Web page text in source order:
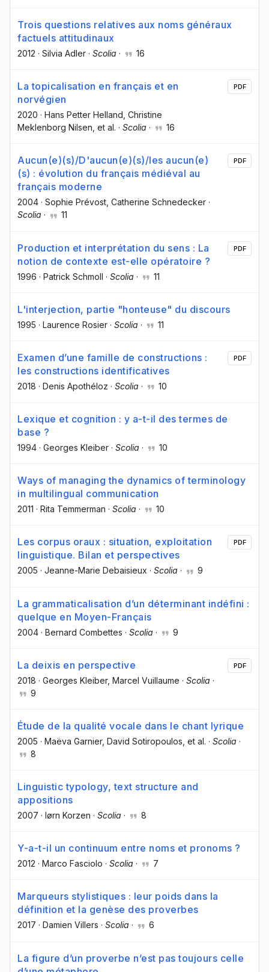
Trois questions relatives aux noms généraux
factuels attitudinaux
2012 · Silvia Adler · Scolia · 16
La topicalisation en français et en
norvégien
2020 · Hans Petter Helland , Christine
Meklenborg Nilsen , et al. · Scolia · 16
PDF
Aucun(e)(s)/D'aucun(e)(s)/les aucun(e)
(s) : évolution du français médiéval au
français moderne
2004 · Sophie Prévost , Catherine Schnedecker ·
Scolia · 11
PDF
Production et interprétation du sens : La
notion de contexte est-elle opératoire ?
1996 · Patrick Schmoll · Scolia · 11
PDF
L'interjection, partie "honteuse" du discours
1995 · Laurence Rosier · Scolia · 11
Examen d’une famille de constructions :
les constructions identificatives
2018 · Denis Apothéloz · Scolia · 10
PDF
Lexique et cognition : y a-t-il des termes de
base ?
1994 · Georges Kleiber · Scolia · 10
Ways of managing the dynamics of terminology
in multilingual communication
2011 · Rita Temmerman · Scolia · 10
Les corpus oraux : situation, exploitation
linguistique. Bilan et perspectives
2005 · Jeanne-Marie Debaisieux · Scolia · 9
PDF
La grammaticalisation d’un déterminant indéfini :
quelque en Moyen-Français
2004 · Bernard Combettes · Scolia · 9
La deixis en perspective
2018 · Georges Kleiber, Marcel Vuillaume · Scolia ·
9
PDF
Étude de la qualité vocale dans le chant lyrique
2005 · Maëva Garnier, David Sotiropoulos , et al. · Scolia ·
8
Linguistic typology, text structure and
appositions
2007 · Iørn Korzen · Scolia · 8
Y-a-t-il un continuum entre noms et pronoms ?
2012 · Marco Fasciolo · Scolia · 7
Marqueurs stylistiques : leur poids dans la
définition et la genèse des proverbes
2017 · Damien Villers · Scolia · 6
La figure d’un proverbe n’est pas toujours celle